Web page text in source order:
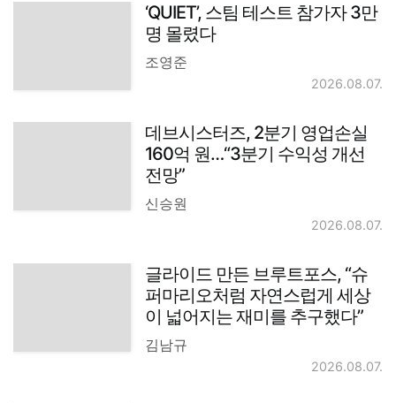
‘QUIET’, 스팀 테스트 참가자 3만
명 몰렸다
조영준
2026.08.07.
데브시스터즈, 2분기 영업손실
160억 원…“3분기 수익성 개선
전망”
신승원
2026.08.07.
글라이드 만든 브루트포스, “슈
퍼마리오처럼 자연스럽게 세상
이 넓어지는 재미를 추구했다”
김남규
2026.08.07.